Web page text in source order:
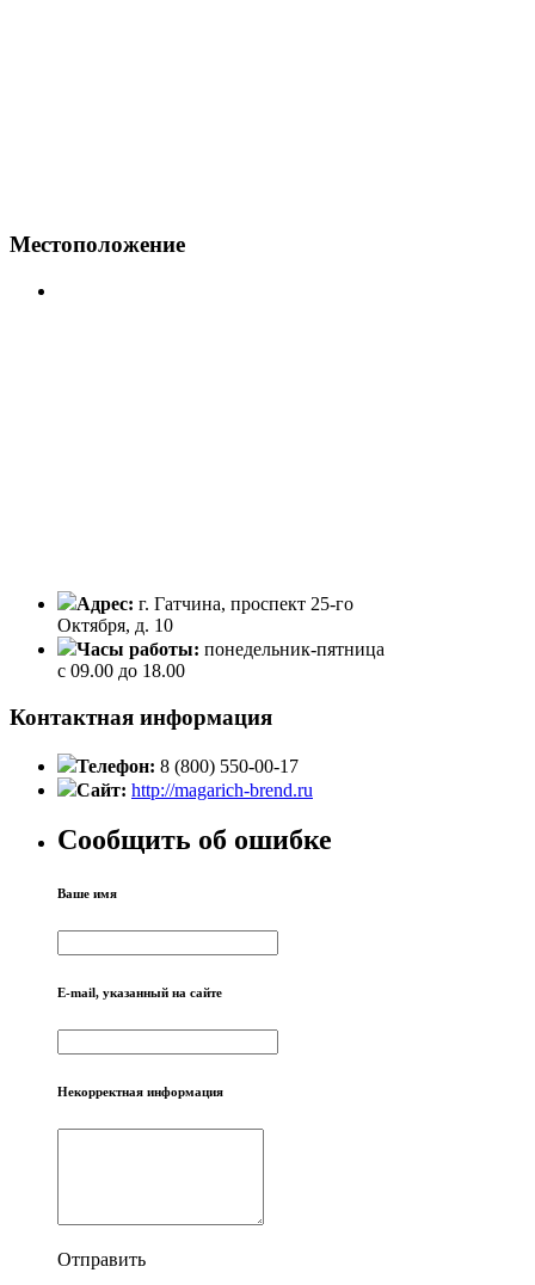
Местоположение
Адрес: г. Гатчина, проспект 25-го
Октября, д. 10
Часы работы: понедельник-пятница
с 09.00 до 18.00
Контактная информация
Телефон: 8 (800) 550-00-17
Сайт: http://magarich-brend.ru
Сообщить об ошибке
Ваше имя
E-mail, указанный на сайте
Некорректная информация
Отправить